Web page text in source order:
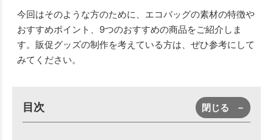
今回はそのような方のために、エコバッグの素材の特徴や
おすすめポイント、9つのおすすめの商品をご紹介しま
す。販促グッズの制作を考えている方は、ぜひ参考にして
みてください。
目次 閉じる －